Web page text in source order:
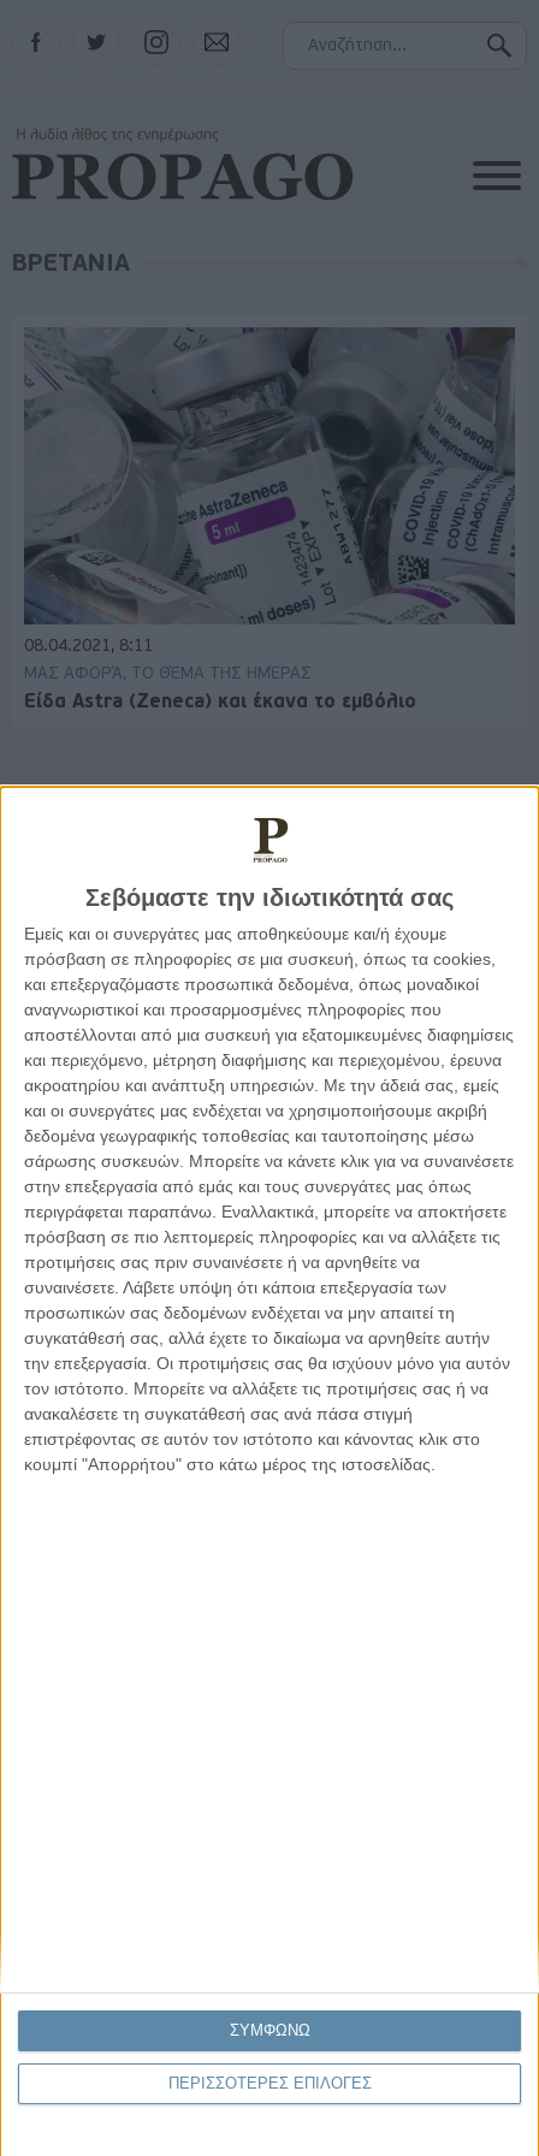
Σεβόμαστε την ιδιωτικότητά σας
Εμείς και οι συνεργάτες μας αποθηκεύουμε και/ή έχουμε
πρόσβαση σε πληροφορίες σε μια συσκευή, όπως τα cookies,
και επεξεργαζόμαστε προσωπικά δεδομένα, όπως μοναδικοί
αναγνωριστικοί και προσαρμοσμένες πληροφορίες που
αποστέλλονται από μια συσκευή για εξατομικευμένες διαφημίσεις
και περιεχόμενο, μέτρηση διαφήμισης και περιεχομένου, έρευνα
ακροατηρίου και ανάπτυξη υπηρεσιών. Με την άδειά σας, εμείς
και οι συνεργάτες μας ενδέχεται να χρησιμοποιήσουμε ακριβή
δεδομένα γεωγραφικής τοποθεσίας και ταυτοποίησης μέσω
σάρωσης συσκευών. Μπορείτε να κάνετε κλικ για να συναινέσετε
στην επεξεργασία από εμάς και τους συνεργάτες μας όπως
περιγράφεται παραπάνω. Εναλλακτικά, μπορείτε να αποκτήσετε
πρόσβαση σε πιο λεπτομερείς πληροφορίες και να αλλάξετε τις
προτιμήσεις σας πριν συναινέσετε ή να αρνηθείτε να
συναινέσετε. Λάβετε υπόψη ότι κάποια επεξεργασία των
προσωπικών σας δεδομένων ενδέχεται να μην απαιτεί τη
συγκατάθεσή σας, αλλά έχετε το δικαίωμα να αρνηθείτε αυτήν
την επεξεργασία. Οι προτιμήσεις σας θα ισχύουν μόνο για αυτόν
τον ιστότοπο. Μπορείτε να αλλάξετε τις προτιμήσεις σας ή να
ανακαλέσετε τη συγκατάθεσή σας ανά πάσα στιγμή
επιστρέφοντας σε αυτόν τον ιστότοπο και κάνοντας κλικ στο
κουμπί "Απορρήτου" στο κάτω μέρος της ιστοσελίδας.
ΠΕΡΙΣΣΟΤΕΡΕΣ ΕΠΙΛΟΓΕΣ
ΣΥΜΦΩΝΩ
Instagram
ΒΡΕΤΑΝΙΑ
08.04.2021, 8:11
ΜΑΣ ΑΦΟΡΆ, ΤΟ ΘΈΜΑ ΤΗΣ ΗΜΈΡΑΣ
Είδα Astra (Zeneca) και έκανα το εμβόλιο
Κέλλυ Καμπάκη
γράφει για την “ισόβια καταδίκη
της”
Γιάννης Πανούσης
Οι μόνοι αθώοι
Αντώνιος Ντακανάλης
Τέμπη: Η Κορυφή του Παγόβουνου
μιας Κοινωνίας που βράζει
Γιάννης Πανούσης
Μικροδιάβολοι ή άγουροι
εγκληματίες; – Άρθρο – παρέμβαση
στο Propago του Γιάννη Πανούση
Να αφήνεις τους ανθρώπους να είναι (letting